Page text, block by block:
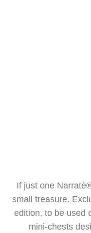
If just one
small treasure.
edition, to be used
mini-chests